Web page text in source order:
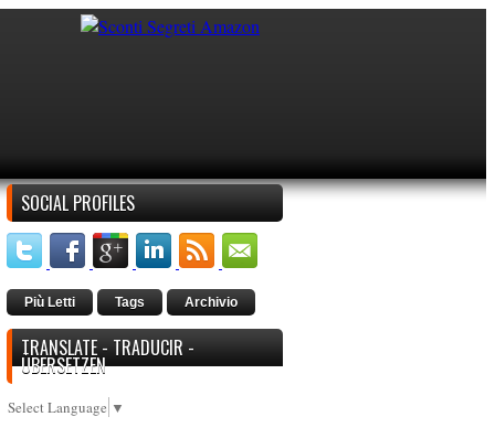
SOCIAL PROFILES
Più Letti Tags Archivio
TRANSLATE - TRADUCIR -
ÜBERSETZEN
Select Language ▼